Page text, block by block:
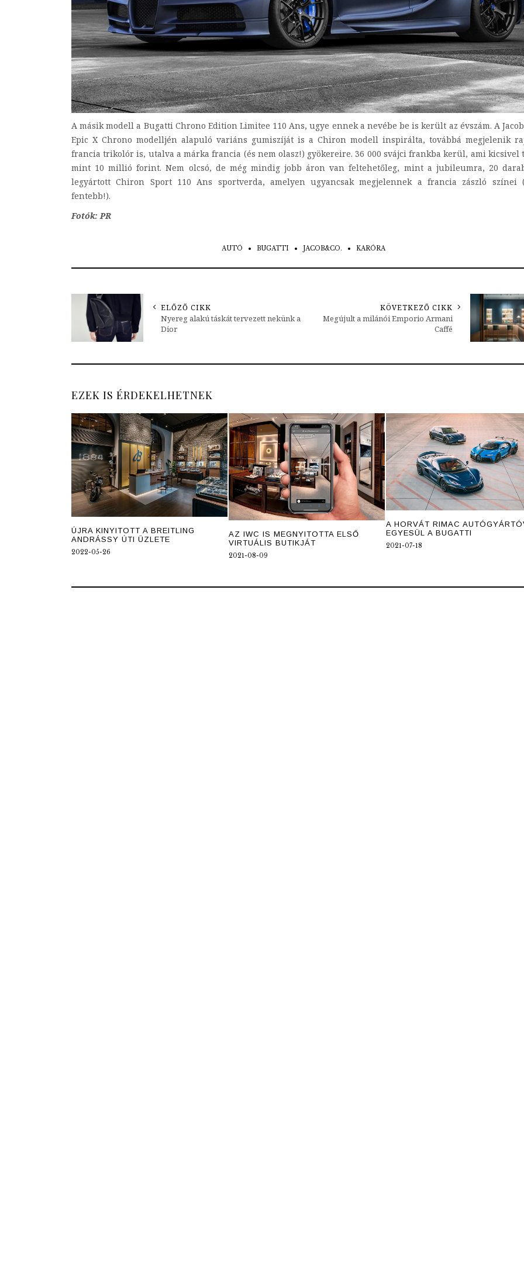
A másik modell a Bugatti Chrono Edition Limitee 110 Ans, ugye ennek a nevébe be is került az évszám. A
Epic X Chrono modelljén alapuló variáns gumiszíját is a Chiron modell inspirálta, továbbá megjelenik
francia trikolór is, utalva a márka francia (és nem olasz!) gyökereire. 36 000 svájci frankba kerül, ami kicsivel
mint 10 millió forint. Nem olcsó, de még mindig jobb áron van feltehetőleg, mint a jubileumra, 20
legyártott Chiron Sport 110 Ans sportverda, amelyen ugyancsak megjelennek a francia zászló színei
fentebb!).
Fotók: PR
AUTÓ BUGATTI JACOB&CO. KARÓRA
ELŐZŐ CIKK
Nyereg alakú táskát tervezett nekünk a
Dior
KÖVETKEZŐ CIKK
Megújult a milánói Emporio Armani
Caffé
EZEK IS ÉRDEKELHETNEK
ÚJRA KINYITOTT A BREITLING
ANDRÁSSY ÚTI ÜZLETE
2022-05-26
AZ IWC IS MEGNYITOTTA ELSŐ
VIRTUÁLIS BUTIKJÁT
2021-08-09
A HORVÁT RIMAC
EGYESÜL A BUGATTI
2021-07-18